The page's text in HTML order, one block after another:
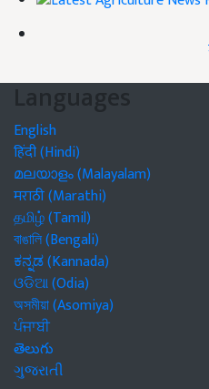
Languages
English
हिंदी (Hindi)
മലയാളം (Malayalam)
मराठी (Marathi)
தமிழ் (Tamil)
বাঙালি (Bengali)
ಕನ್ನಡ (Kannada)
ଓଡିଆ (Odia)
অসমীয়া (Asomiya)
ਪੰਜਾਬੀ
తెలుగు
ગુજરાતી